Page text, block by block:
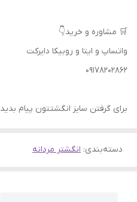
🛒 مشاوره و خرید👇
واتساپ و ایتا و روبیکا دایرکت
09178202862
برای گرفتن سایز انگشتتون پیام بدید
دسته‌بندی: انگشتر مردانه